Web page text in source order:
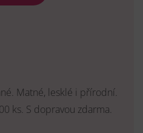
Matné, lesklé i přírodní.
ks. S dopravou zdarma.